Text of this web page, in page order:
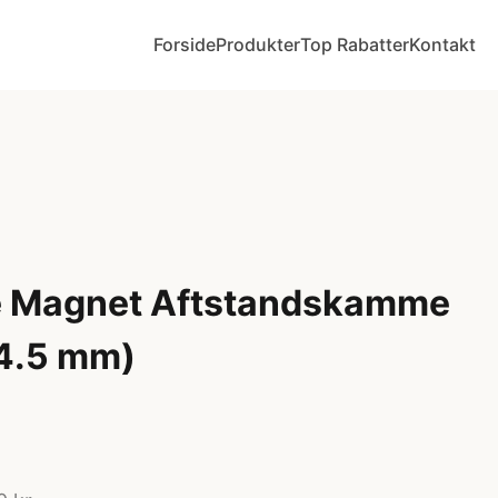
ForsideProdukterTop RabatterKontakt
Magnet Aftstandskamme
mm)